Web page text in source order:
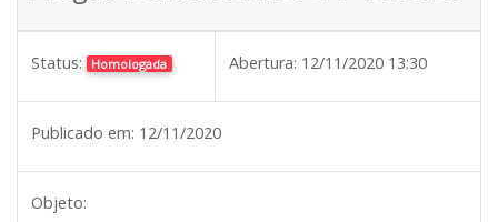
Status: Homologada Abertura: 12/11/2020 13:30
Publicado em: 12/11/2020
Objeto: